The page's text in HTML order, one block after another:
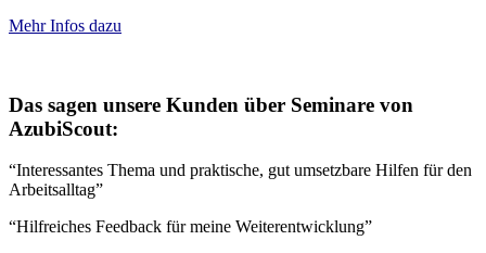
Mehr Infos dazu
Das sagen unsere Kunden über Seminare von
AzubiScout:
“Interessantes Thema und praktische, gut umsetzbare Hilfen für den
Arbeitsalltag”
“Hilfreiches Feedback für meine Weiterentwicklung”